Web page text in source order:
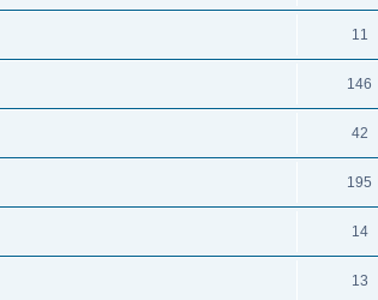
11
146
42
195
14
13